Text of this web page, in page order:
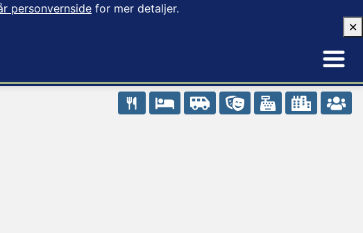
personvernside for mer detaljer.
✕